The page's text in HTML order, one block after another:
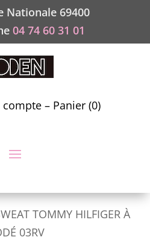
Nationale 69400
04 74 60 31 01
compte– Panier (0)
TOMMY HILFIGER À
03RV